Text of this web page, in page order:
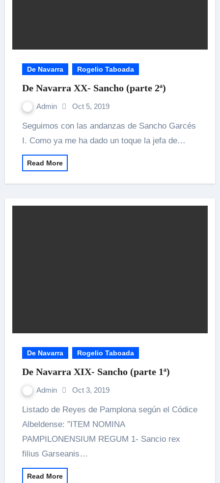
De Navarra Rogelio Taboada
De Navarra XX- Sancho (parte 2ª)
Admin Oct 5, 2019
Seguimos con las andanzas de Sancho Garcés
I. Como ya me ha dado un toque la jefa de…
Read More
De Navarra Rogelio Taboada
De Navarra XIX- Sancho (parte 1ª)
Admin Oct 3, 2019
Listado de Reyes de Pamplona según el Códice
Albeldense: ”ITEM NOMINA
PAMPILONENSIUM REGUM 1- Sancio rex
filius Garseanis…
Read More